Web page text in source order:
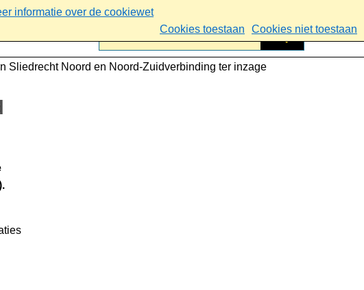
informatie over de cookiewet
Cookies toestaan
Cookies niet toestaan
Sliedrecht Noord en Noord-Zuidverbinding ter inzage